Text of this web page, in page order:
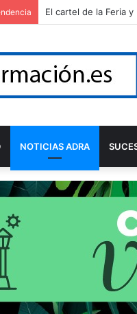
Adra reconoce a
NOTICIAS ADRA